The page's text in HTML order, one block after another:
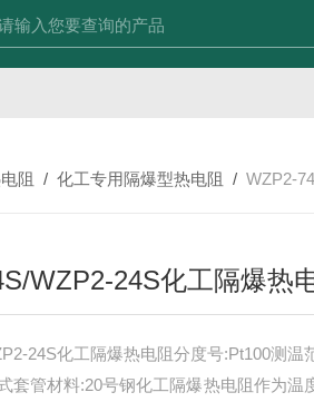
阻 WZP2-731套管式热电阻 塑料液面
阻 /化工专用隔爆型热电阻 /WZP2-74S/WZP2-
WZP2-24S化工隔爆热
24S化工隔爆热电阻分度号:Pt100测温
套管材料:20号钢化工隔爆热电阻作为温